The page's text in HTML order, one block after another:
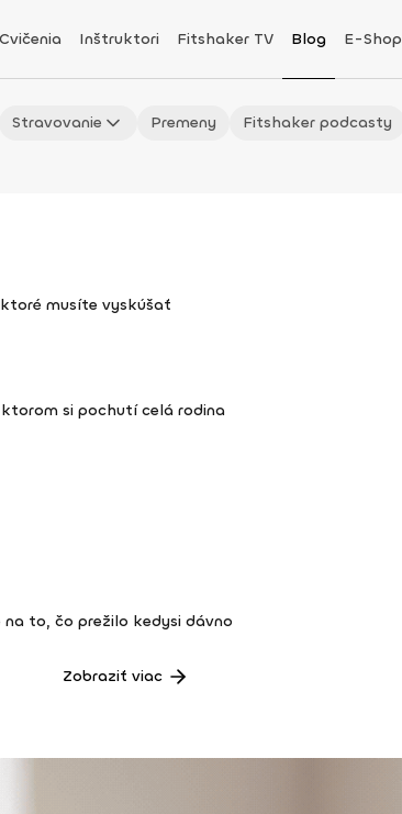
Cvičenia Inštruktori Fitshaker TV Blog E-Shop
Stravovanie Premeny Fitshaker podcasty
musíte vyskúšať
si pochutí celá rodina
to, čo prežilo kedysi dávno
Zobraziť viac